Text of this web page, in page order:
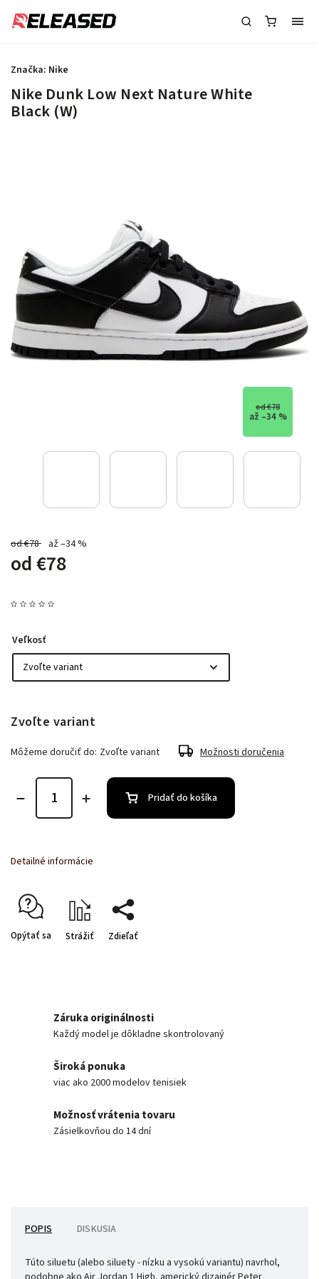
Nike Dunk Low Next Nature White
Black (W)
od €78
až –34 %
od €78 až –34 %
od€78
Značka: Nike
Veľkosť
Zvoľte variant
Môžeme doručiť do: Zvoľte variant Možnosti doručenia
Pridať do košíka
Detailné informácie
Opýtať sa Strážiť Zdieľať
Záruka originálnosti
Každý model je dôkladne skontrolovaný
Široká ponuka
viac ako 2000 modelov tenisiek
Možnosť vrátenia tovaru
Zásielkovňou do 14 dní
POPIS DISKUSIA
Túto siluetu (alebo siluety - nízku a vysokú variantu) navrhol,